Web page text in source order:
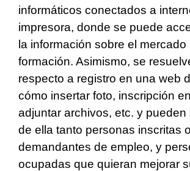
informáticos conectados a
impresora, donde se puede
la información sobre el mercado
formación. Asimismo, se
respecto a registro en una web
cómo insertar foto, inscripción
adjuntar archivos, etc. y pueden
de ella tanto personas inscritas
demandantes de empleo, y
ocupadas que quieran mejorar